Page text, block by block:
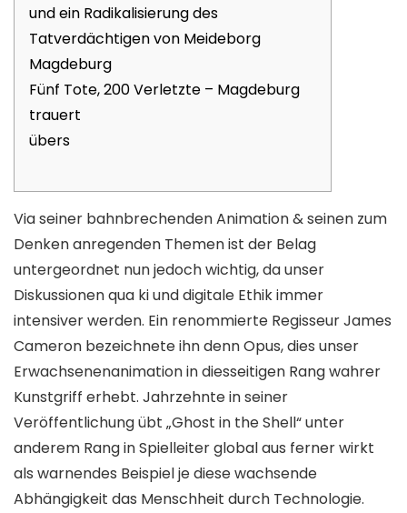
und ein Radikalisierung des
Tatverdächtigen von Meideborg
Magdeburg
Fünf Tote, 200 Verletzte – Magdeburg
trauert
übers
Via seiner bahnbrechenden Animation & seinen zum
Denken anregenden Themen ist der Belag
untergeordnet nun jedoch wichtig, da unser
Diskussionen qua ki und digitale Ethik immer
intensiver werden. Ein renommierte Regisseur James
Cameron bezeichnete ihn denn Opus, dies unser
Erwachsenenanimation in diesseitigen Rang wahrer
Kunstgriff erhebt. Jahrzehnte in seiner
Veröffentlichung übt „Ghost in the Shell“ unter
anderem Rang in Spielleiter global aus ferner wirkt
als warnendes Beispiel je diese wachsende
Abhängigkeit das Menschheit durch Technologie.